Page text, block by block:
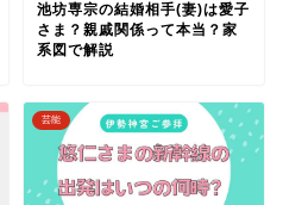
池坊専宗の結婚相手(妻)は愛子
さま？親戚関係って本当？家
系図で解説
芸能